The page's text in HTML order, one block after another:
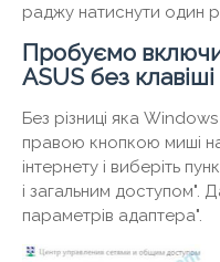
раджу натиснути один
Пробуємо
ASUS без клавіші
Без різниці яка
правою кнопкою миші
інтернету і виберіть
і загальним доступом".
параметрів адаптера".